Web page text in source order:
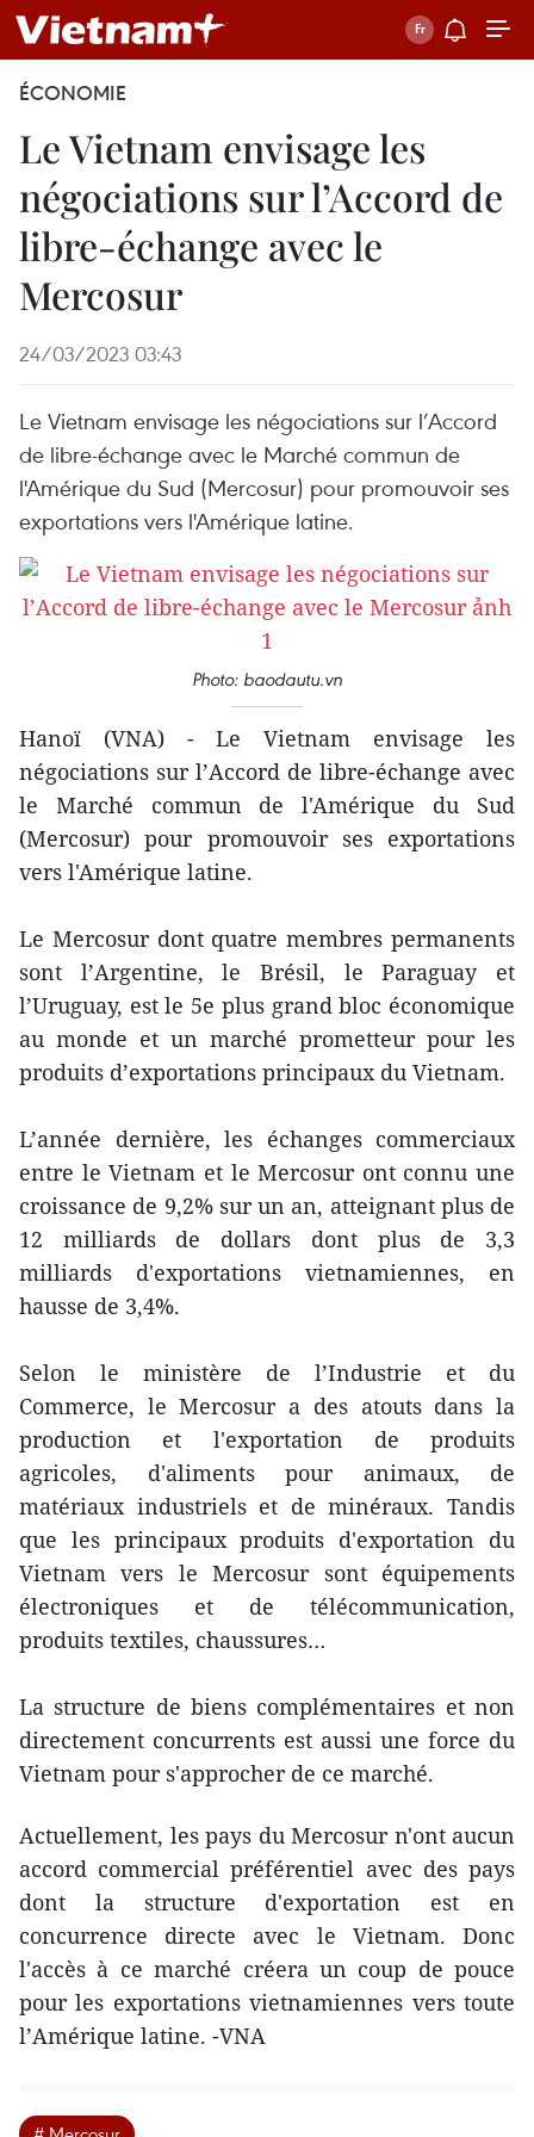
ÉCONOMIE
Le Vietnam envisage les
négociations sur l’Accord de
libre-échange avec le
Mercosur
24/03/2023 03:43
Le Vietnam envisage les négociations sur l’Accord
de libre-échange avec le Marché commun de
l'Amérique du Sud (Mercosur) pour promouvoir ses
exportations vers l'Amérique latine.
Photo: baodautu.vn
Hanoï (VNA) - Le Vietnam envisage les
négociations sur l’Accord de libre-échange avec
le Marché commun de l'Amérique du Sud
(Mercosur) pour promouvoir ses exportations
vers l'Amérique latine.
Le Mercosur dont quatre membres permanents
sont l’Argentine, le Brésil, le Paraguay et
l’Uruguay, est le 5e plus grand bloc économique
au monde et un marché prometteur pour les
produits d’exportations principaux du Vietnam.
L’année dernière, les échanges commerciaux
entre le Vietnam et le Mercosur ont connu une
croissance de 9,2% sur un an, atteignant plus de
12 milliards de dollars dont plus de 3,3
milliards d'exportations vietnamiennes, en
hausse de 3,4%.
Selon le ministère de l’Industrie et du
Commerce, le Mercosur a des atouts dans la
production et l'exportation de produits
agricoles, d'aliments pour animaux, de
matériaux industriels et de minéraux. Tandis
que les principaux produits d'exportation du
Vietnam vers le Mercosur sont équipements
électroniques et de télécommunication,
produits textiles, chaussures…
La structure de biens complémentaires et non
directement concurrents est aussi une force du
Vietnam pour s'approcher de ce marché.
Actuellement, les pays du Mercosur n'ont aucun
accord commercial préférentiel avec des pays
dont la structure d'exportation est en
concurrence directe avec le Vietnam. Donc
l'accès à ce marché créera un coup de pouce
pour les exportations vietnamiennes vers toute
l’Amérique latine. -VNA
Hanoï
(VNA)
–
Le
Vietnam
envisage
les
négociations
sur
l’Accord
libre-
échange
avec
le
Marché
commun
du
Sud
(Mercosur)
pour
promouvoir
ses
exportations
vers
l'Amérique
latine.
Le
Mercosur
dont
quatre
membres
permanents
sont
l’Argentine,
le
Brésil,
le
Paraguay
et
l’Uruguay,
est
le
5e
plus
grand
bloc
économique
au
et
Hanoï
(VNA)
Le
Vietnam
envisage
les
négociations
sur
de
libre-
échange
avec
le
Marché
l'Amérique
du
Sud
(Mercosur)
pour
promouvoir
ses
exportations
vers
l'Amérique
Le
Mercosur
dont
quatre
membres
permanents
sont
l’Argentine,
le
Brésil,
le
Paraguay
et
l’Uruguay,
est
le
5e
plus
grand
bloc
économique
monde